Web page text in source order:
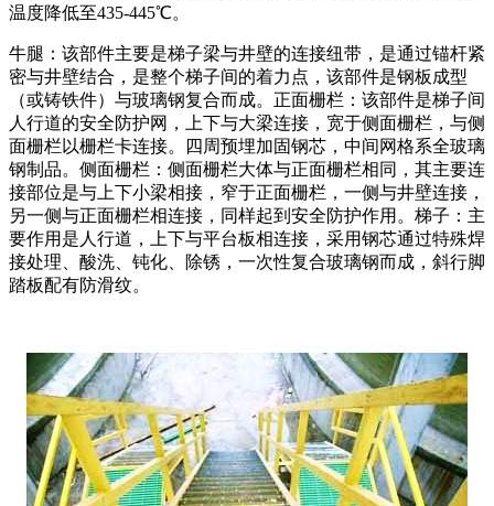
温度降低至435-445℃。
牛腿：该部件主要是梯子梁与井壁的连接纽带，是通过锚杆紧
密与井壁结合，是整个梯子间的着力点，该部件是钢板成型
（或铸铁件）与玻璃钢复合而成。正面栅栏：该部件是梯子间
人行道的安全防护网，上下与大梁连接，宽于侧面栅栏，与侧
面栅栏以栅栏卡连接。四周预埋加固钢芯，中间网格系全玻璃
钢制品。侧面栅栏：侧面栅栏大体与正面栅栏相同，其主要连
接部位是与上下小梁相接，窄于正面栅栏，一侧与井壁连接，
另一侧与正面栅栏相连接，同样起到安全防护作用。梯子：主
要作用是人行道，上下与平台板相连接，采用钢芯通过特殊焊
接处理、酸洗、钝化、除锈，一次性复合玻璃钢而成，斜行脚
踏板配有防滑纹。